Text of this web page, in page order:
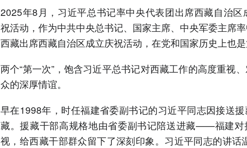
2025年8月，习近平总书记率中央代表团出席西藏自治区
祝活动，作为中共中央总书记、国家主席、中央军委主席
西藏出席西藏自治区成立庆祝活动，在党和国家历史上也是
两个“第一次”，饱含习近平总书记对西藏工作的高度重视
众的深厚情谊。
早在1998年，时任福建省委副书记的习近平同志因接送
藏。援藏干部高规格地由省委副书记陪送进藏——福建对
视，给西藏干部群众留下了深刻印象。习近平同志的讲话